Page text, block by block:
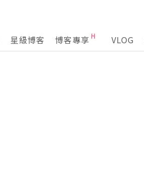
星級博客 博客專享 VLOG